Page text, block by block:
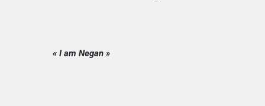
« I am Negan »